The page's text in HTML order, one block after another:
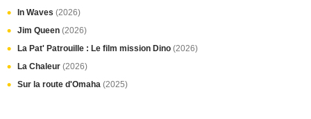
In Waves (2026)
Jim Queen (2026)
La Pat' Patrouille : Le film mission Dino (2026)
La Chaleur (2026)
Sur la route d'Omaha (2025)